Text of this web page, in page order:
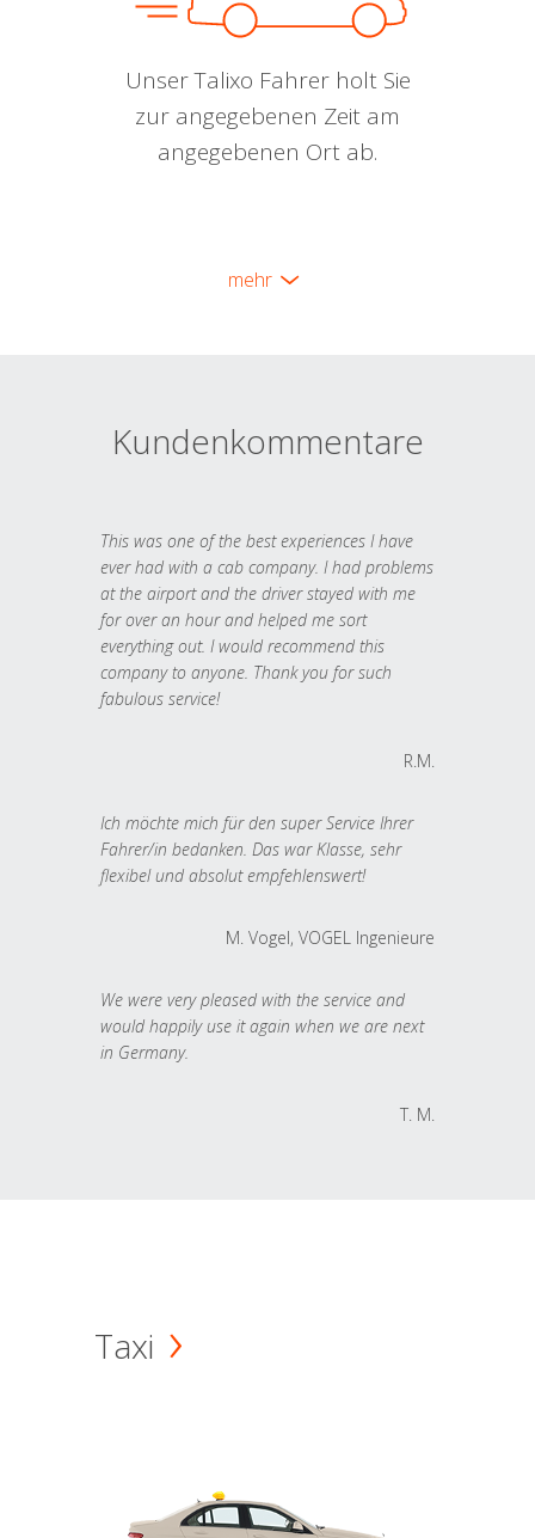
Unser Talixo Fahrer holt Sie
zur angegebenen Zeit am
angegebenen Ort ab.
mehr
Kundenkommentare
This was one of the best experiences I have
ever had with a cab company. I had problems
at the airport and the driver stayed with me
for over an hour and helped me sort
everything out. I would recommend this
company to anyone. Thank you for such
fabulous service!
R.M.
Ich möchte mich für den super Service Ihrer
Fahrer/in bedanken. Das war Klasse, sehr
flexibel und absolut empfehlenswert!
M. Vogel, VOGEL Ingenieure
We were very pleased with the service and
would happily use it again when we are next
in Germany.
T. M.
Taxi